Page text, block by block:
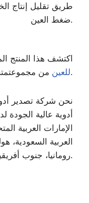
طريق تقليل إنتاج
ضغط العين.
اكتشف هذا المنتج
للعين من مجموعت نا المضادة للسرطان.
نحن شركة تصدير
أدوية عالية الجودة
الإمارات العربية
العربية السعودية،
رومانيا، جنوب أفريقيا، وغيرها الكثير.